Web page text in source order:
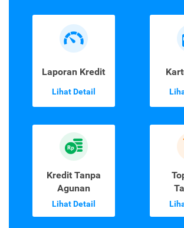
Laporan Kredit
Lihat Detail
Kredit Tanpa
Agunan
Lihat Detail